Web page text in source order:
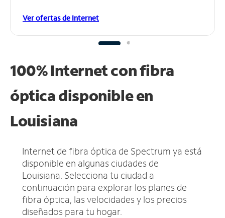
Ver ofertas de Internet
100% Internet con fibra
óptica disponible en
Louisiana
Internet de fibra óptica de Spectrum ya está
disponible en algunas ciudades de
Louisiana. Selecciona tu ciudad a
continuación para explorar los planes de
fibra óptica, las velocidades y los precios
diseñados para tu hogar.